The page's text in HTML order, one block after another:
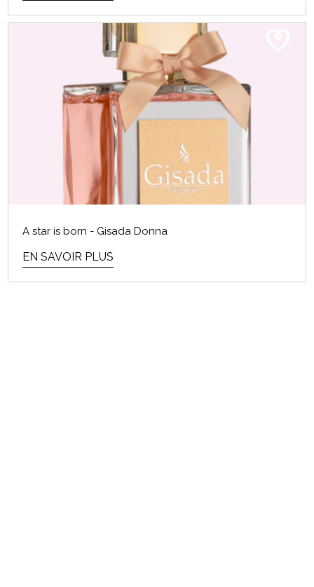
A star is born - Gisada Donna
EN SAVOIR PLUS